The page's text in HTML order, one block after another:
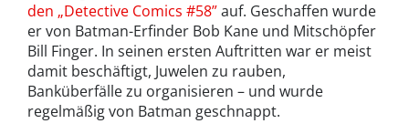
den „Detective Comics #58”auf. Geschaffen wurde
er von Batman-Erfinder Bob Kane und Mitschöpfer
Bill Finger. In seinen ersten Auftritten war er meist
damit beschäftigt, Juwelen zu rauben,
Banküberfälle zu organisieren – und wurde
regelmäßig von Batman geschnappt.